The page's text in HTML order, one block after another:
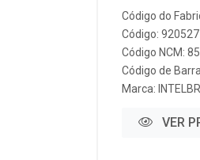
Código do
Código: 920527
Código NCM:
Código de
Marca:
VER